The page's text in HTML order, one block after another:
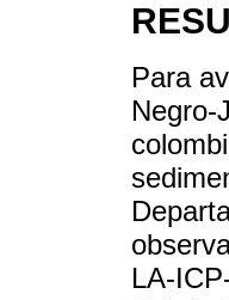
Para
Negro-
LA-